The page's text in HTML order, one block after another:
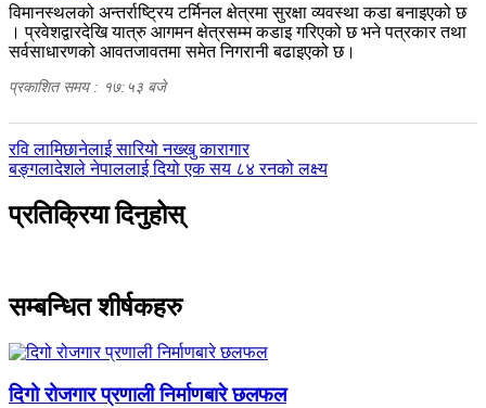
विमानस्थलको अन्तर्राष्ट्रिय टर्मिनल क्षेत्रमा सुरक्षा व्यवस्था कडा बनाइएको छ
। प्रवेशद्वारदेखि यात्रु आगमन क्षेत्रसम्म कडाइ गरिएको छ भने पत्रकार तथा
सर्वसाधारणको आवतजावतमा समेत निगरानी बढाइएको छ।
प्रकाशित समय : १७:५३ बजे
पछिल्लाे
-
रवि लामिछानेलाई सारियो नख्खु कारागार
अघिल्लाे
बङ्गलादेशले नेपाललाई दियो एक सय ८४ रनको लक्ष्य
प्रतिक्रिया दिनुहोस्
सम्बन्धित शीर्षकहरु
दिगो रोजगार प्रणाली निर्माणबारे छलफल